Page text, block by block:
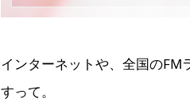
インターネットや、全国の
すって。